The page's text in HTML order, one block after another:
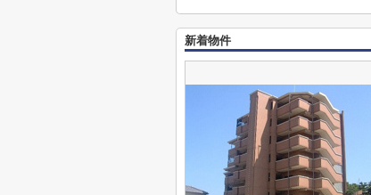
新着物件